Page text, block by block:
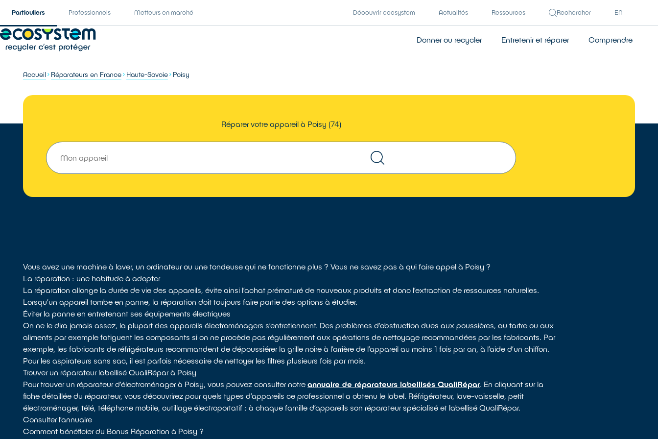
Particuliers Professionnels Metteurs en marché Découvrir ecosystem Actualités Ressources Rechercher EN
Donner ou recycler Entretenir et réparer Comprendre
Accueil Réparateurs en France Haute-Savoie Poisy
Réparer votre appareil à Poisy (74)
Vous avez une machine à laver, un ordinateur ou une tondeuse qui ne fonctionne plus ? Vous ne savez pas à qui faire appel à Poisy ?
La réparation : une habitude à adopter
La réparation allonge la durée de vie des appareils, évite ainsi l’achat prématuré de nouveaux produits et donc l’extraction de ressources naturelles.
Lorsqu’un appareil tombe en panne, la réparation doit toujours faire partie des options à étudier.
Éviter la panne en entretenant ses équipements électriques
On ne le dira jamais assez, la plupart des appareils électroménagers s’entretiennent. Des problèmes d’obstruction dues aux poussières, au tartre ou aux
aliments par exemple fatiguent les composants si on ne procède pas régulièrement aux opérations de nettoyage recommandées par les fabricants. Par
exemple, les fabricants de réfrigérateurs recommandent de dépoussiérer la grille noire à l’arrière de l’appareil au moins 1 fois par an, à l’aide d’un chiffon.
Pour les aspirateurs sans sac, il est parfois nécessaire de nettoyer les filtres plusieurs fois par mois.
Trouver un réparateur labellisé QualiRépar à Poisy
Pour trouver un réparateur d’électroménager à Poisy, vous pouvez consulter notreannuaire de réparateurs labellisés QualiRépar. En cliquant sur la
fiche détaillée du réparateur, vous découvrirez pour quels types d’appareils ce professionnel a obtenu le label. Réfrigérateur, lave-vaisselle, petit
électroménager, télé, téléphone mobile, outillage électroportatif : à chaque famille d’appareils son réparateur spécialisé et labellisé QualiRépar.
Consulter l’annuaire
Comment bénéficier du Bonus Réparation à Poisy ?